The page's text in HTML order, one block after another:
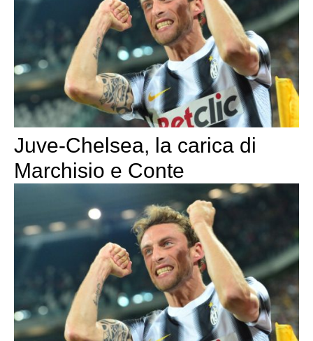
Juve-Chelsea, la carica di
Marchisio e Conte